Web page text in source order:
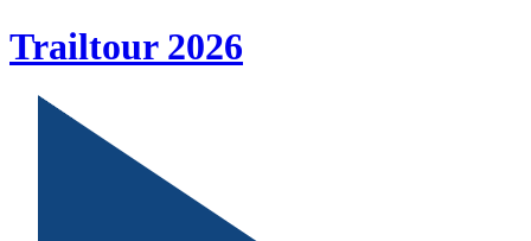
Trailtour 2026